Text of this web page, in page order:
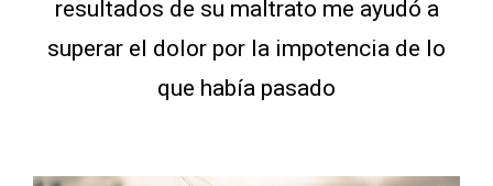
resultados de su maltrato me ayudó a
superar el dolor por la impotencia de lo
que había pasado